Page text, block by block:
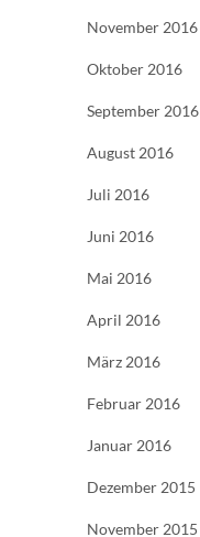
November 2016
Oktober 2016
September 2016
August 2016
Juli 2016
Juni 2016
Mai 2016
April 2016
März 2016
Februar 2016
Januar 2016
Dezember 2015
November 2015